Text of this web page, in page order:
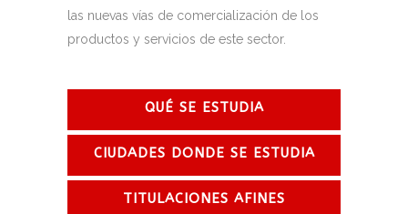
las nuevas vías de comercialización de los
productos y servicios de este sector.
QUÉ SE ESTUDIA
CIUDADES DONDE SE ESTUDIA
TITULACIONES AFINES